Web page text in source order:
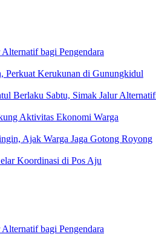
bagi Pengendara
Perkuat Kerukunan di Gunungkidul
Berlaku Sabtu, Simak Jalur
Aktivitas Ekonomi Warga
Ajak Warga Jaga Gotong Royong
Koordinasi di Pos Aju
bagi Pengendara